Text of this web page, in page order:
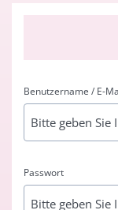
Benutzername / E-
Passwort